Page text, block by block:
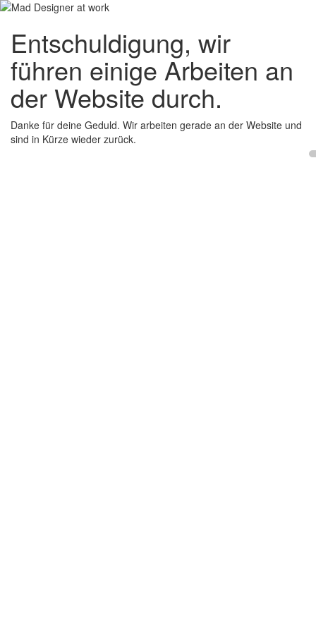
Entschuldigung, wir
führen einige Arbeiten an
der Website durch.
Danke für deine Geduld. Wir arbeiten gerade an der Website und
sind in Kürze wieder zurück.